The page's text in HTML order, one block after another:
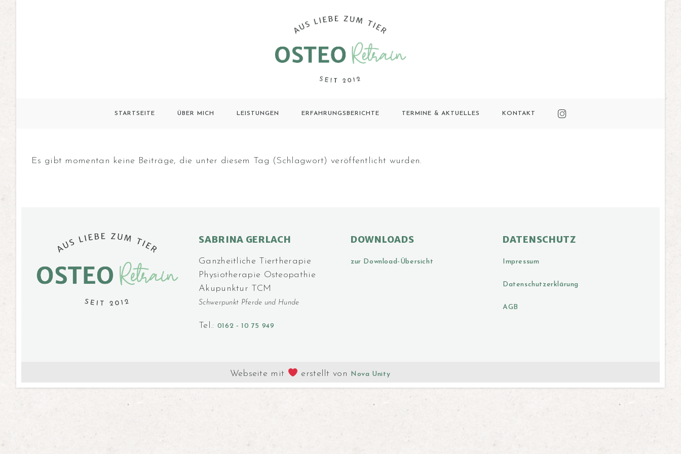
STARTSEITE ÜBER MICH LEISTUNGEN ERFAHRUNGSBERICHTE TERMINE & AKTUELLES KONTAKT
Es gibt momentan keine Beiträge, die unter diesem Tag (Schlagwort) veröffentlicht wurden.
SABRINA GERLACH
Ganzheitliche Tier­­thera­pie
Physiotherapie Osteo­pathie
Akupunktur TCM
Schwerpunkt Pferde und Hunde
Tel.: 0162 ‑ 10 75 949
DOWNLOADS
zur Download-Übersicht
DATENSCHUTZ
Impressum
Datenschutzerklärung
AGB
Webseite mit erstellt von Nova Unity